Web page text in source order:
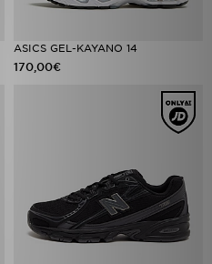
ASICS GEL-KAYANO 14
170,00€